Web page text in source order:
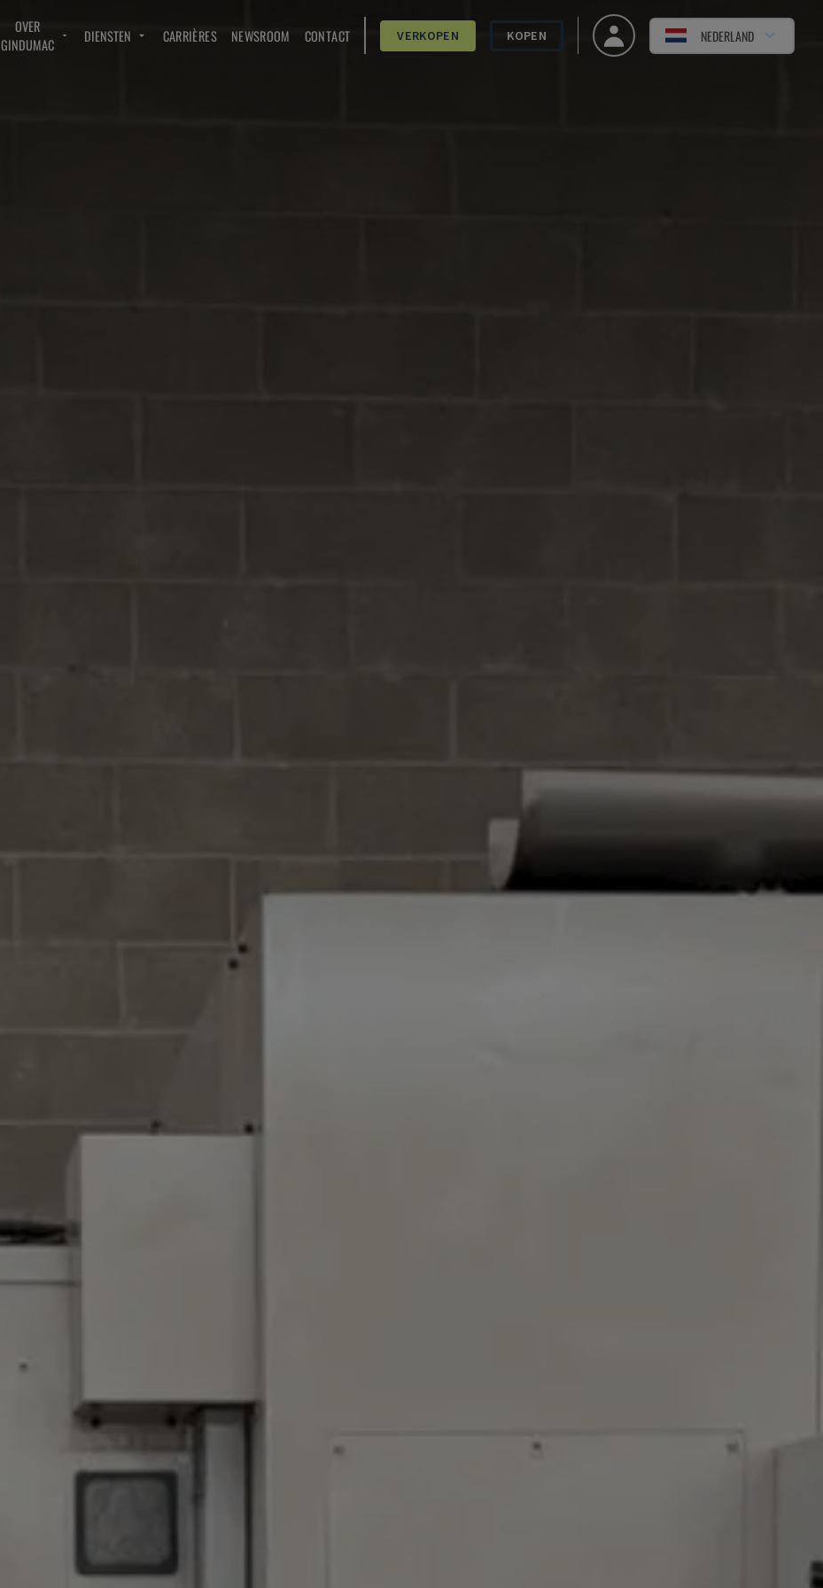
OVER
GINDUMAC
DIENSTEN CARRIÈRES NEWSROOM CONTACT VERKOPEN KOPEN NEDERLAND